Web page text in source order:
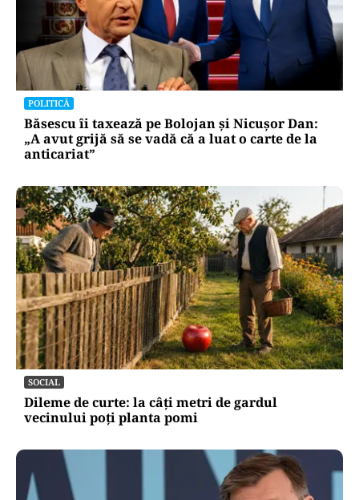
POLITICĂ
Băsescu îi taxează pe Bolojan și Nicușor Dan:
„A avut grijă să se vadă că a luat o carte de la
anticariat”
SOCIAL
Dileme de curte: la câți metri de gardul
vecinului poți planta pomi